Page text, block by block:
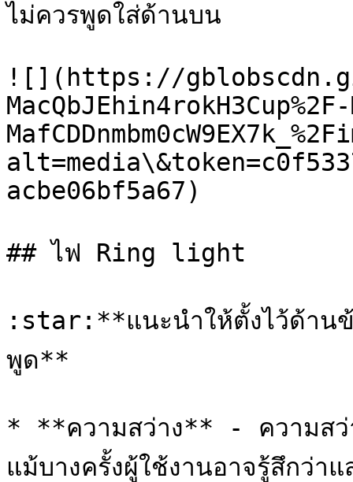
ไม่ควรพูดใส่ด้านบน
![](https://
acbe06bf5a67)
## ไฟ Ring light
:star:**แนะนำให้ตั้งไว้ด้านข้
พูด**
* **ความสว่าง** - ความสว่
แม้บางครั้งผู้ใช้งานอาจรู้สึกว่า